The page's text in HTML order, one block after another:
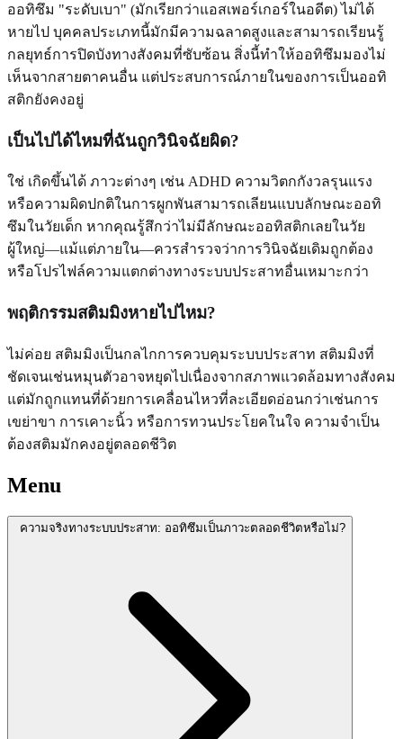
ออทิซึม "ระดับเบา" (มักเรียกว่าแอสเพอร์เกอร์ในอดีต) ไม่ได้
หายไป บุคคลประเภทนี้มักมีความฉลาดสูงและสามารถเรียนรู้
กลยุทธ์การปิดบังทางสังคมที่ซับซ้อน สิ่งนี้ทำให้ออทิซึมมองไม่
เห็นจากสายตาคนอื่น แต่ประสบการณ์ภายในของการเป็นออทิ
สติกยังคงอยู่
เป็นไปได้ไหมที่ฉันถูกวินิจฉัยผิด?
ใช่ เกิดขึ้นได้ ภาวะต่างๆ เช่น ADHD ความวิตกกังวลรุนแรง
หรือความผิดปกติในการผูกพันสามารถเลียนแบบลักษณะออทิ
ซึมในวัยเด็ก หากคุณรู้สึกว่าไม่มีลักษณะออทิสติกเลยในวัย
ผู้ใหญ่—แม้แต่ภายใน—ควรสำรวจว่าการวินิจฉัยเดิมถูกต้อง
หรือโปรไฟล์ความแตกต่างทางระบบประสาทอื่นเหมาะกว่า
พฤติกรรมสติมมิงหายไปไหม?
ไม่ค่อย สติมมิงเป็นกลไกการควบคุมระบบประสาท สติมมิงที่
ชัดเจนเช่นหมุนตัวอาจหยุดไปเนื่องจากสภาพแวดล้อมทางสังคม
แต่มักถูกแทนที่ด้วยการเคลื่อนไหวที่ละเอียดอ่อนกว่าเช่นการ
เขย่าขา การเคาะนิ้ว หรือการทวนประโยคในใจ ความจำเป็น
ต้องสติมมักคงอยู่ตลอดชีวิต
Menu
ความจริงทางระบบประสาท: ออทิซึมเป็นภาวะตลอดชีวิตหรือไม่?